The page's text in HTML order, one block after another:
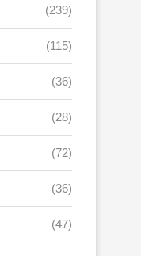
(239)
(115)
(36)
(28)
(72)
(36)
(47)